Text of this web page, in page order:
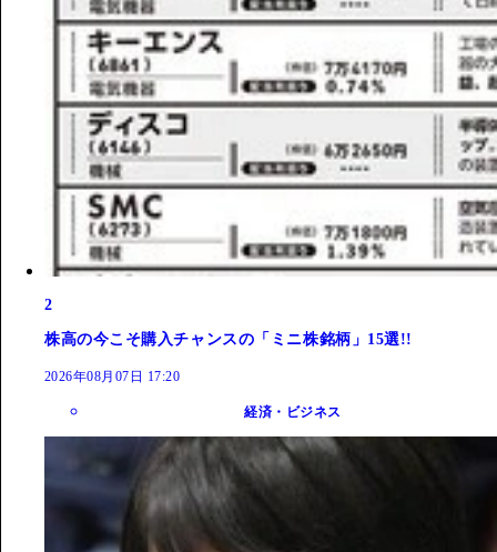
2
株高の今こそ購入チャンスの「ミニ株銘柄」15選!!
2026年08月07日 17:20
経済・ビジネス